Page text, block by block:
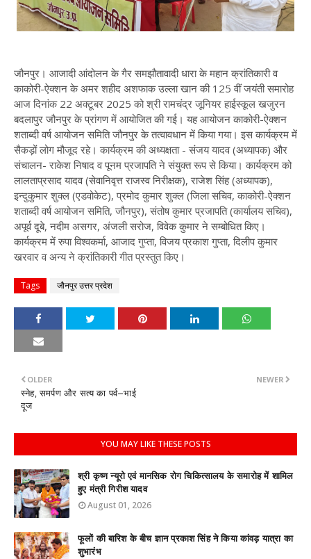
जौनपुर। आजादी आंदोलन के गैर समझौतावादी धारा के महान क्रांतिकारी व
काकोरी-ऐक्शन के अमर शहीद अशफाक उल्ला खान की 125 वीं जयंती समारोह
आज दिनांक 22 अक्टूबर 2025 को श्री रामचंद्र जूनियर हाईस्कूल खजुरन
बदलापुर जौनपुर के प्रांगण में आयोजित की गई। यह आयोजन काकोरी-ऐक्शन
शताब्दी वर्ष आयोजन समिति जौनपुर के तत्वावधान में किया गया। इस कार्यक्रम में
सैकड़ों लोग मौजूद रहे। कार्यक्रम की अध्यक्षता - संजय यादव (अध्यापक) और
संचालन- राकेश निषाद व पूनम प्रजापति ने संयुक्त रूप से किया। कार्यक्रम को
लालताप्रसाद यादव (सेवानिवृत्त राजस्व निरीक्षक), राजेश सिंह (अध्यापक),
इन्दुकुमार शुक्ल (एडवोकेट), प्रमोद कुमार शुक्ल (जिला सचिव, काकोरी-ऐक्शन
शताब्दी वर्ष आयोजन समिति, जौनपुर), संतोष कुमार प्रजापति (कार्यालय सचिव),
अपूर्व दूबे, नदीम असगर, अंजली सरोज, विवेक कुमार ने सम्बोधित किए।
कार्यक्रम में रुपा विश्वकर्मा, आजाद गुप्ता, विजय प्रकाश गुप्ता, दिलीप कुमार
खरवार व अन्य ने क्रांतिकारी गीत प्रस्तुत किए।
Tags जौनपुर उत्तर प्रदेश
NEWER
OLDER
स्नेह, समर्पण और सत्य का पर्व–भाई
दूज
YOU MAY LIKE THESE POSTS
श्री कृष्ण न्यूरो एवं मानसिक रोग चिकित्सालय के समारोह में शामिल
हुए मंत्री गिरीश यादव
August 01, 2026
फूलों की बारिश के बीच ज्ञान प्रकाश सिंह ने किया कांवड़ यात्रा का
शुभारंभ